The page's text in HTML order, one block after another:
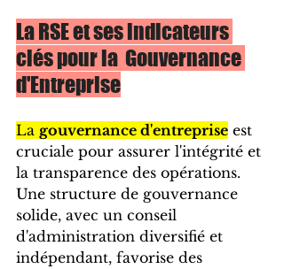
La RSE et ses indicateurs
clés pour la  Gouvernance
d'Entreprise
La gouvernance d'entreprise est
cruciale pour assurer l'intégrité et
la transparence des opérations.
Une structure de gouvernance
solide, avec un conseil
d'administration diversifié et
indépendant, favorise des